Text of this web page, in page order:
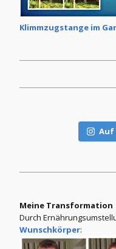
Klimmzugstange im
Auf
Meine Transformation
Durch
Wunschkörper: